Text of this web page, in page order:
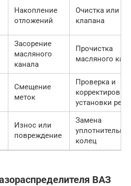
Накопление
отложений
Очистка или
клапана
Засорение
масляного
канала
Прочистка
масляного
Смещение
меток
Проверка и
корректировка
установки
Износ или
повреждение
Замена
колец
ВАЗ